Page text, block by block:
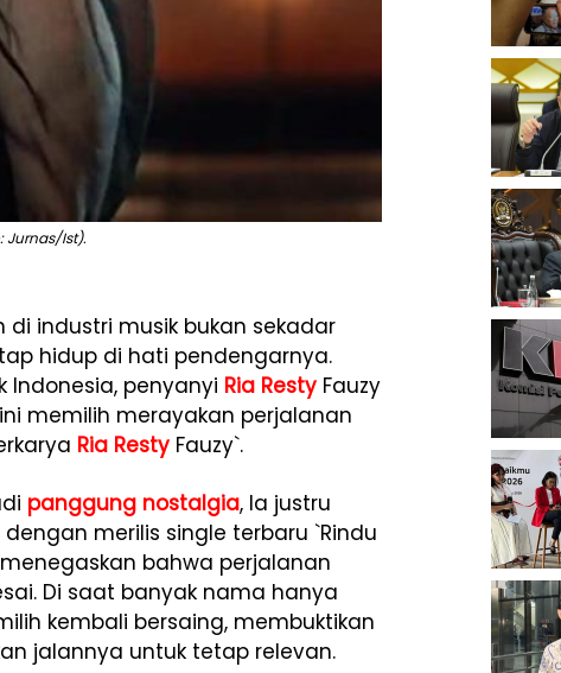
Jurnas/Ist).
industri musik bukan sekadar
hidup di hati pendengarnya.
Indonesia, penyanyi Ria Resty Fauzy
memilih merayakan perjalanan
Ria Resty Fauzy`.
panggung nostalgia, Ia justru
merilis single terbaru `Rindu
bahwa perjalanan
Di saat banyak nama hanya
kembali bersaing, membuktikan
jalannya untuk tetap relevan.